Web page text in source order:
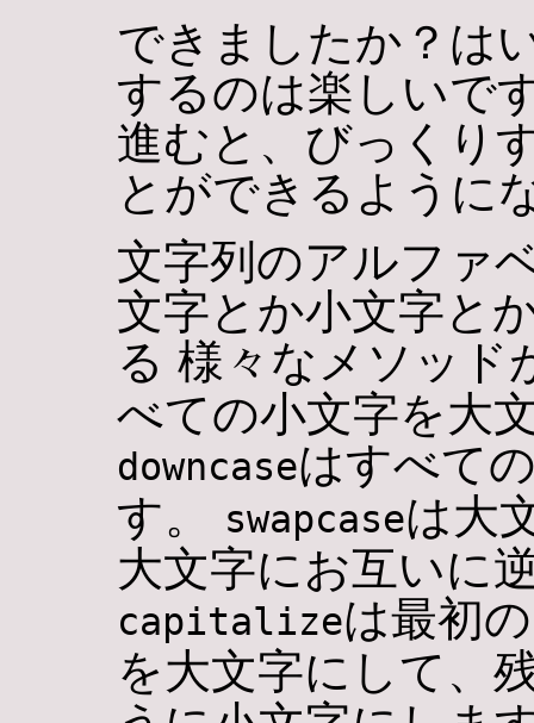
できましたか？は
するのは楽しいで
進むと、びっくり
とができるように
文字列のアルファ
文字とか小文字と
る 様々なメソッ
べての小文字を大
downcaseはすべて
す。
swapcaseは大
大文字にお互いに
capitalizeは最初
を大文字にして、